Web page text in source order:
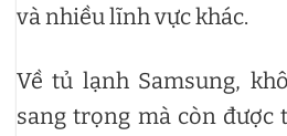
và nhiều lĩnh vực khác.
Về tủ lạnh Samsung,
sang trọng mà còn được